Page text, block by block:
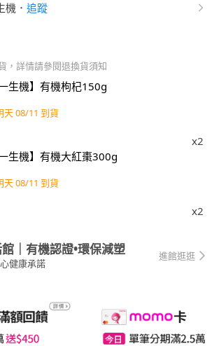
機 ． 追蹤
，詳情請參閱退換貨須知
一生機】有機枸杞150g
天 08/11 到貨
x2
一生機】有機大紅棗300g
天 08/11 到貨
x2
｜有機認證•環保減塑
健康承諾
進館逛逛